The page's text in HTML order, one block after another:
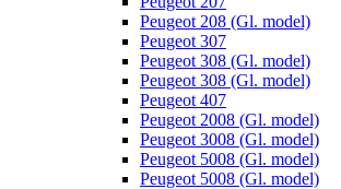
Peugeot 208 (Gl. model)
Peugeot 307
Peugeot 308 (Gl. model)
Peugeot 308 (Gl. model)
Peugeot 407
Peugeot 2008 (Gl. model)
Peugeot 3008 (Gl. model)
Peugeot 5008 (Gl. model)
Peugeot 5008 (Gl. model)